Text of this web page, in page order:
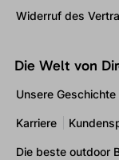
Widerruf des
Die Welt von
Unsere Geschichte
Karriere
Die beste outdoor